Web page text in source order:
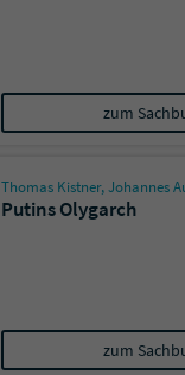
zum
Thomas Kistner,Johannes
Putins Olygarch
zum